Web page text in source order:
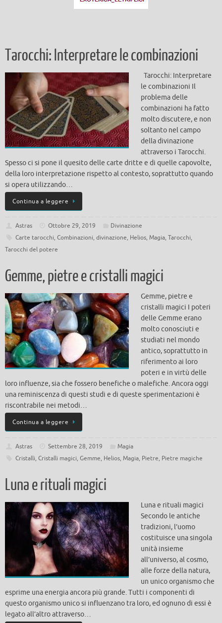
Tarocchi: Interpretare le combinazioni
Tarocchi: Interpretare
le combinazioni Il
problema delle
combinazioni ha fatto
molto discutere, e non
soltanto nel campo
della divinazione
attraverso i Tarocchi.
Spesso ci si pone il quesito delle carte dritte e di quelle capovolte,
della loro interpretazione rispetto al contesto, soprattutto quando
si opera utilizzando…
Continua a leggere
Astras Ottobre 29, 2019
Divinazione
Carte tarocchi, Combinazioni, divinazione, Helios, Magia, Tarocchi,
Tarocchi del potere
Gemme, pietre e cristalli magici
Gemme, pietre e
cristalli magici I poteri
delle Gemme erano
molto conosciuti e
studiati nel mondo
antico, soprattutto in
riferimento ai loro
poteri e in virtù delle
loro influenze, sia che fossero benefiche o malefiche. Ancora oggi
una reminiscenza di questi studi e di queste sperimentazioni è
riscontrabile nei metodi…
Continua a leggere
Astras Settembre 28, 2019
Magia
Cristalli, Cristalli magici, Gemme, Helios, Magia, Pietre, Pietre magiche
Luna e rituali magici
Luna e rituali magici
Secondo le antiche
tradizioni, l’uomo
costituisce una singola
unità insieme
all’universo, al cosmo,
alle forze della natura,
un unico organismo che
esprime una energia ancora più grande. Tutti i componenti di
questo organismo unico si influenzano tra loro, ed ognuno di essi è
legato all’altro attraverso…